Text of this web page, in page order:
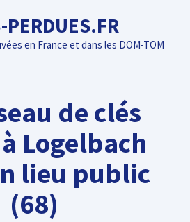
PERDUES.FR
en France et dans les DOM-TOM
de clés
Logelbach
lieu public
(68)